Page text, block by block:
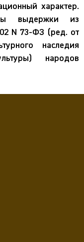
характер.
выдержки из
N 73-ФЗ (ред. от
наследия
народов